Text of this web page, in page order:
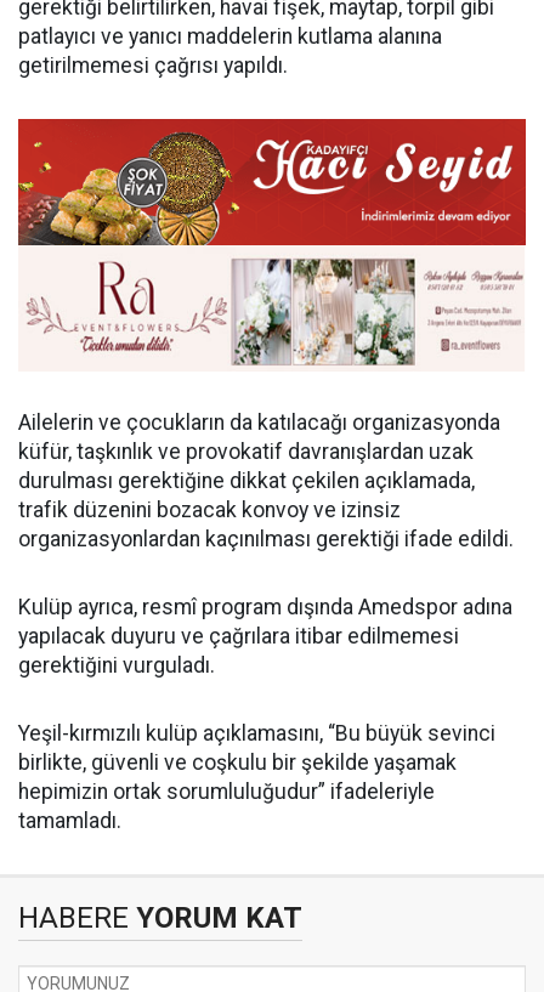
gerektiği belirtilirken, havai fişek, maytap, torpil gibi
patlayıcı ve yanıcı maddelerin kutlama alanına
getirilmemesi çağrısı yapıldı.
Ailelerin ve çocukların da katılacağı organizasyonda
küfür, taşkınlık ve provokatif davranışlardan uzak
durulması gerektiğine dikkat çekilen açıklamada,
trafik düzenini bozacak konvoy ve izinsiz
organizasyonlardan kaçınılması gerektiği ifade edildi.
Kulüp ayrıca, resmî program dışında Amedspor adına
yapılacak duyuru ve çağrılara itibar edilmemesi
gerektiğini vurguladı.
Yeşil-kırmızılı kulüp açıklamasını, “Bu büyük sevinci
birlikte, güvenli ve coşkulu bir şekilde yaşamak
hepimizin ortak sorumluluğudur” ifadeleriyle
tamamladı.
HABERE YORUM KAT